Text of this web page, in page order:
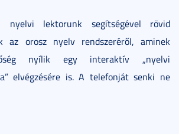
lektorunk segítségével rövid
az orosz nyelv rendszeréről, aminek
nyílik egy interaktív „nyelvi
elvégzésére is. A telefonját senki ne